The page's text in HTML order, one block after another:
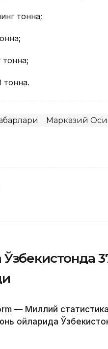
тонна;
тонна;
тонна.
Марказий
— Миллий
ойларида